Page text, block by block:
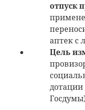
отпуск
аптек с
Цель
дотации